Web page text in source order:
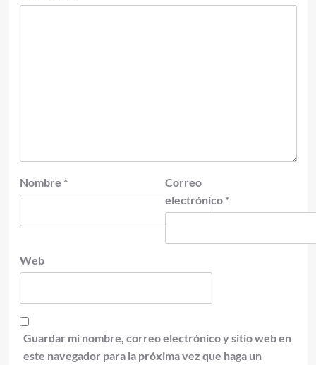
Nombre *
Correo
electrónico *
Web
Guardar mi nombre, correo electrónico y sitio web en
este navegador para la próxima vez que haga un